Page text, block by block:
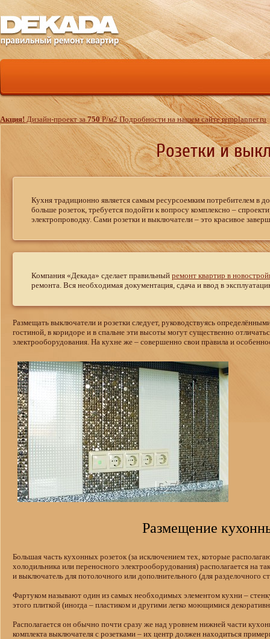
Акция! Дизайн-проект за750 Р/м2 Подробности на нашем сайте remplanner.ru
Розетки и
Кухня традиционно является самым ресурсоемким потребителем в
больше розеток, требуется подойти к вопросу комплексно –
электропроводку. Сами розетки и выключатели – это красивое
Компания «Декада» сделает правильный ремонт квартир в
ремонта. Вся необходимая документация, сдача и ввод в
Размещать выключатели и розетки следует, руководствуясь
гостиной, в коридоре и в спальне эти высоты могут существенно
электрооборудования. На кухне же – совершенно свои правила и
Размещение
Большая часть кухонных розеток (за исключением тех, которые
холодильника или переносного электрооборудования) располагается на
и выключатель для потолочного или дополнительного (для разделочного
Фартуком называют один из самых необходимых элементом кухни –
этого плиткой (иногда – пластиком и другими легко моющимися
Располагается он обычно почти сразу же над уровнем нижней части
комплекта выключателя с розетками – их центр должен находиться